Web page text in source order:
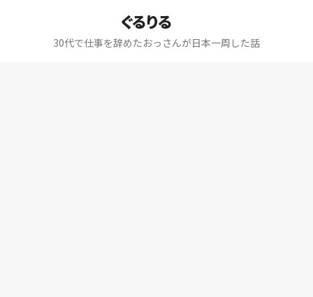
ぐるりる
30代で仕事を辞めたおっさんが日本一周した話